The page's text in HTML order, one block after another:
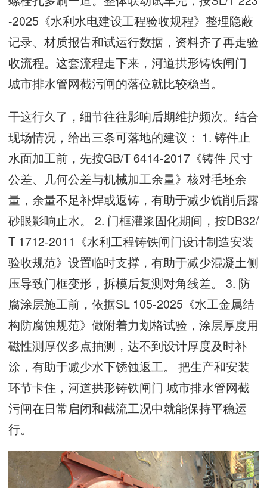
-2025《水利水电建设工程验收规程》整理隐蔽
记录、材质报告和试运行数据，资料齐了再走验
收流程。这套流程走下来，河道拱形铸铁闸门
城市排水管网截污闸的落位就比较稳当。
干这行久了，细节往往影响后期维护频次。结合
现场情况，给出三条可落地的建议： 1. 铸件止
水面加工前，先按GB/T 6414-2017《铸件 尺寸
公差、几何公差与机械加工余量》核对毛坯余
量，余量不足补焊或返铸，有助于减少铣削后露
砂眼影响止水。 2. 门框灌浆固化期间，按DB32/
T 1712-2011《水利工程铸铁闸门设计制造安装
验收规范》设置临时支撑，有助于减少混凝土侧
压导致门框变形，拆模后复测对角线差。 3. 防
腐涂层施工前，依据SL 105-2025《水工金属结
构防腐蚀规范》做附着力划格试验，涂层厚度用
磁性测厚仪多点抽测，达不到设计厚度及时补
涂，有助于减少水下锈蚀返工。 把生产和安装
环节卡住，河道拱形铸铁闸门 城市排水管网截
污闸在日常启闭和截流工况中就能保持平稳运
行。